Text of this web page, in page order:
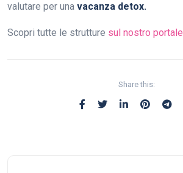
valutare per una vacanza detox.
Scopri tutte le strutture sul nostro portale
Share this: